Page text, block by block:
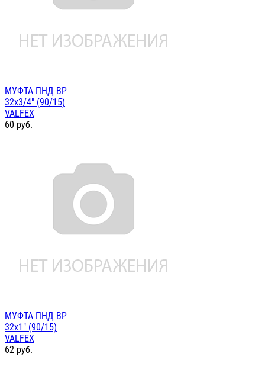
МУФТА ПНД ВР
32х3/4" (90/15)
VALFEX
60 руб.
МУФТА ПНД ВР
32х1" (90/15)
VALFEX
62 руб.